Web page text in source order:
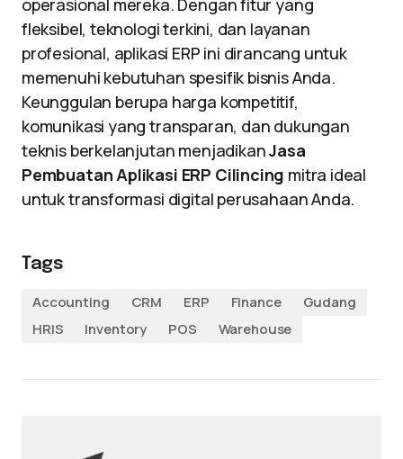
operasional mereka. Dengan fitur yang
fleksibel, teknologi terkini, dan layanan
profesional, aplikasi ERP ini dirancang untuk
memenuhi kebutuhan spesifik bisnis Anda.
Keunggulan berupa harga kompetitif,
komunikasi yang transparan, dan dukungan
teknis berkelanjutan menjadikanJasa
Pembuatan Aplikasi ERP Cilincing mitra ideal
untuk transformasi digital perusahaan Anda.
Tags
Accounting
CRM ERP Finance
Gudang
HRIS
Inventory POS Warehouse